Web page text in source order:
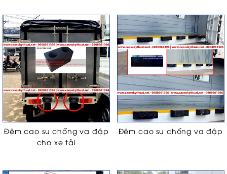
Đệm cao su chống va đập
cho xe tải
Đệm cao su chống va đập